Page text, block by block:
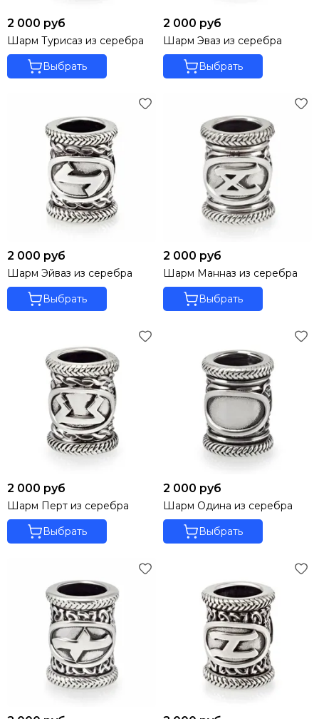
2 000 руб
Шарм Турисаз из серебра
Выбрать
2 000 руб
Шарм Эваз из серебра
Выбрать
2 000 руб
Шарм Эйваз из серебра
Выбрать
2 000 руб
Шарм Манназ из серебра
Выбрать
2 000 руб
Шарм Перт из серебра
Выбрать
2 000 руб
Шарм Одина из серебра
Выбрать